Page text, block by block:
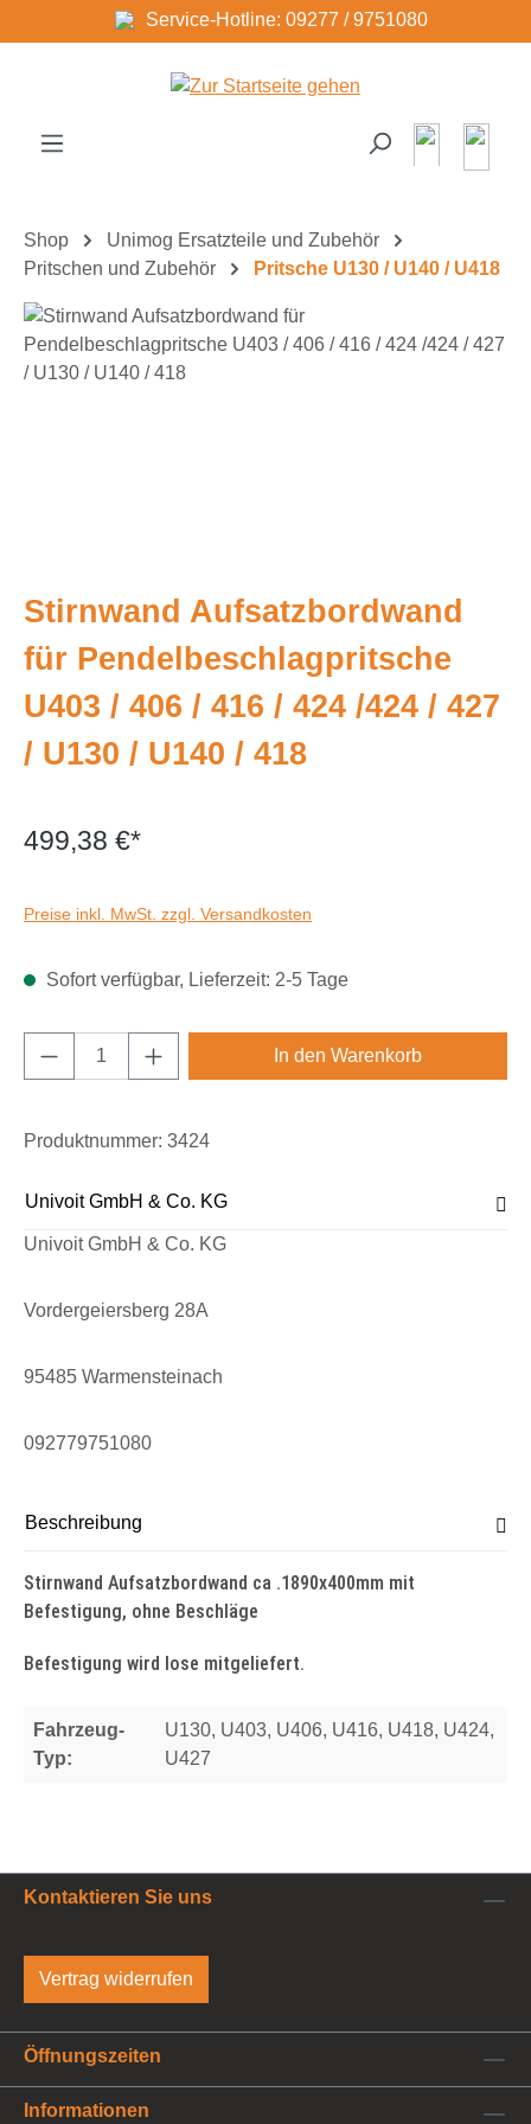
Zum Hauptinhalt springenService-Hotline: 09277 / 9751080
Shop
Unimog Ersatzteile und Zubehör
Pritschen und Zubehör
Pritsche U130 / U140 / U418
Bildergalerie überspringen
Stirnwand Aufsatzbordwand
für Pendelbeschlagpritsche
U403 / 406 / 416 / 424 /424 / 427
/ U130 / U140 / 418
499,38 €*
Preise inkl. MwSt. zzgl. Versandkosten
Sofort verfügbar, Lieferzeit: 2-5 Tage
Produkt Anzahl: Gib den gewünschten
In den Warenkorb
Produktnummer: 3424
Univoit GmbH & Co. KG
Univoit GmbH & Co. KG
Vordergeiersberg 28A
95485 Warmensteinach
092779751080
Beschreibung
Stirnwand Aufsatzbordwand ca .1890x400mm mit
Befestigung, ohne Beschläge
Befestigung wird lose mitgeliefert.
Fahrzeug-
Typ:
U130, U403, U406, U416, U418, U424,
U427
Kontaktieren Sie uns
Vertrag widerrufen
Öffnungszeiten
Informationen